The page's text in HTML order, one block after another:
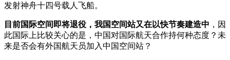
发射神舟十四号载人飞船。
目前国际空间即将退役，我国空间站又在以快节奏建造中 ，因
此国际上比较关心的是，中国对国际航天合作持何种态度？未
来是否会有外国航天员加入中国空间站？